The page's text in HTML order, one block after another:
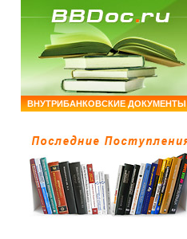
ВНУТРИБАНКОВСКИЕ ДОКУМЕНТЫ